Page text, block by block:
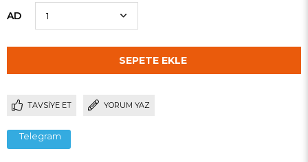
AD
TAVSIYE ET YORUM YAZ
Telegram